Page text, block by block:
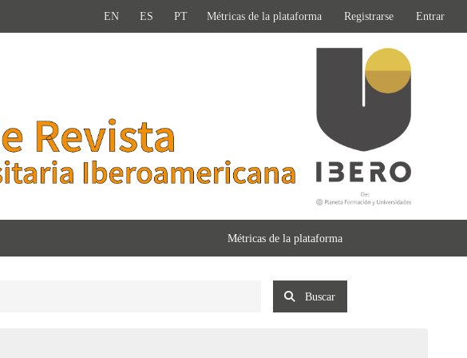
EN ES PT Métricas de la plataforma Registrarse Entrar
Métricas de la plataforma
Buscar